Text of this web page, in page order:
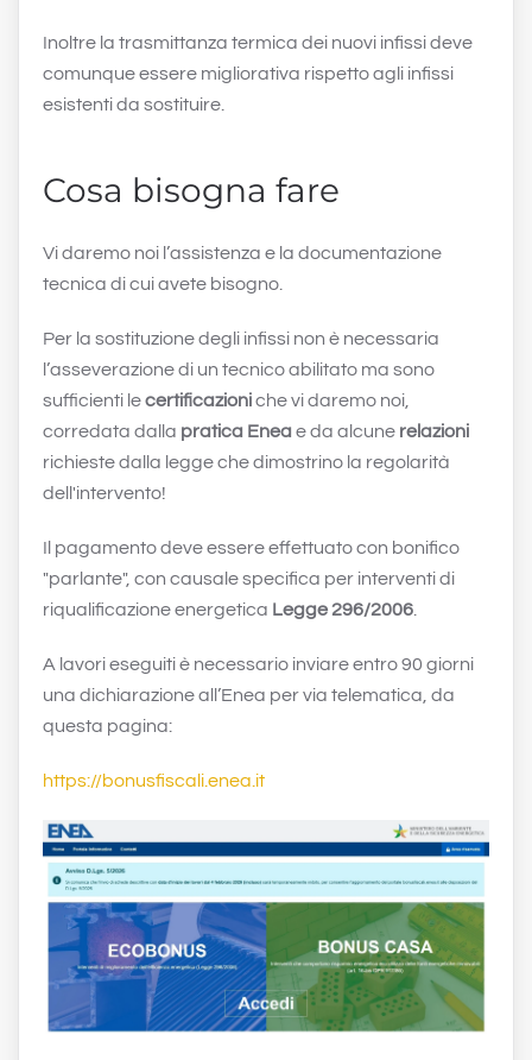
Inoltre la trasmittanza termica dei nuovi infissi deve
comunque essere migliorativa rispetto agli infissi
esistenti da sostituire.
Cosa bisogna fare
Vi daremo noi l’assistenza e la documentazione
tecnica di cui avete bisogno.
Per la sostituzione degli infissi non è necessaria
l’asseverazione di un tecnico abilitato ma sono
sufficienti lecertificazioniche vi daremo noi,
corredata dalla pratica Enea e da alcune relazioni
richieste dalla legge che dimostrino la regolarità
dell'intervento!
Il pagamento deve essere effettuato con bonifico
"parlante", con causale specifica per interventi di
riqualificazione energetica Legge 296/2006
A lavori eseguiti è necessario inviare entro 90 giorni
una dichiarazione all’Enea per via telematica, da
questa pagina:
https://bonusfiscali.enea.it